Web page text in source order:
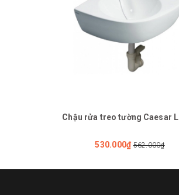
Chậu rửa treo tường Caesar
530.000₫ 562.000₫